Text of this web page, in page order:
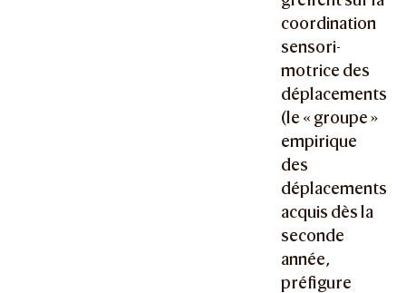
coordination
sensori-
motrice des
déplacements
(le « groupe »
empirique
des
déplacements
acquis dès la
seconde
année,
préfigure